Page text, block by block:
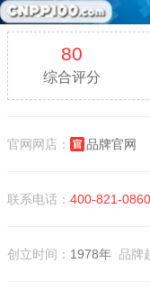
80
综合评分
官网网店： 品牌官网
联系电话： 400-821-0860
创立时间： 1978年 品牌